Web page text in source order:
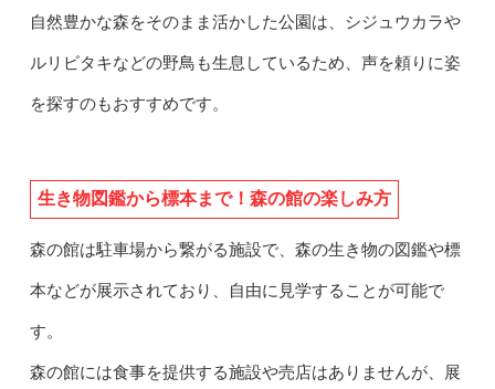
自然豊かな森をそのまま活かした公園は、シジュウカラや
ルリビタキなどの野鳥も生息しているため、声を頼りに姿
を探すのもおすすめです。
生き物図鑑から標本まで！森の館の楽しみ方
森の館は駐車場から繋がる施設で、森の生き物の図鑑や標
本などが展示されており、自由に見学することが可能で
す。
森の館には食事を提供する施設や売店はありませんが、展